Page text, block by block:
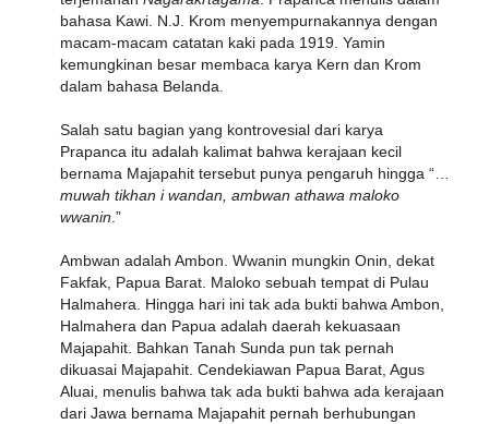
bahasa Kawi. N.J. Krom menyempurnakannya dengan
macam-macam catatan kaki pada 1919. Yamin
kemungkinan besar membaca karya Kern dan Krom
dalam bahasa Belanda.
Salah satu bagian yang kontrovesial dari karya
Prapanca itu adalah kalimat bahwa kerajaan kecil
bernama Majapahit tersebut punya pengaruh hingga “…
muwah tikhan i wandan, ambwan athawa maloko
wwanin .”
Ambwan adalah Ambon. Wwanin mungkin Onin, dekat
Fakfak, Papua Barat. Maloko sebuah tempat di Pulau
Halmahera. Hingga hari ini tak ada bukti bahwa Ambon,
Halmahera dan Papua adalah daerah kekuasaan
Majapahit. Bahkan Tanah Sunda pun tak pernah
dikuasai Majapahit. Cendekiawan Papua Barat, Agus
Aluai, menulis bahwa tak ada bukti bahwa ada kerajaan
dari Jawa bernama Majapahit pernah berhubungan